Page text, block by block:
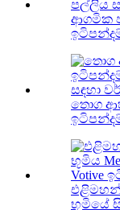
ආගමික
තොග
භූමියේ